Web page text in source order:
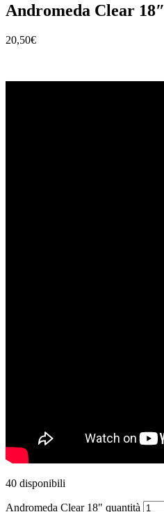
Andromeda Clear 18″
20,50€
40 disponibili
Andromeda Clear 18" quantità